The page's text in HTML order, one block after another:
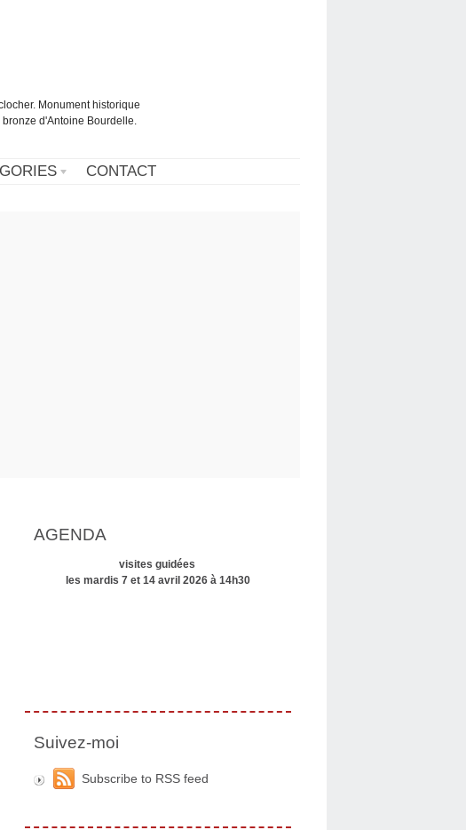
Monument historique
d'Antoine Bourdelle.
CONTACT
AGENDA
visites guidées
les mardis 7 et 14 avril 2026 à 14h30
Suivez-moi
Subscribe to RSS feed